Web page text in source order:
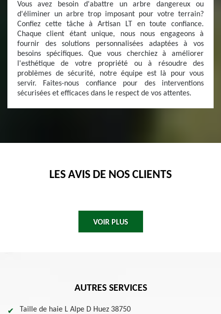
Vous avez besoin d'abattre un arbre dangereux ou
d'éliminer un arbre trop imposant pour votre terrain?
Confiez cette tâche à Artisan LT en toute confiance.
Chaque client étant unique, nous nous engageons à
fournir des solutions personnalisées adaptées à vos
besoins spécifiques. Que vous cherchiez à améliorer
l'esthétique de votre propriété ou à résoudre des
problèmes de sécurité, notre équipe est là pour vous
servir. Faites-nous confiance pour des interventions
sécurisées et efficaces dans le respect de vos attentes.
LES AVIS DE NOS CLIENTS
VOIR PLUS
AUTRES SERVICES
Taille de haie L Alpe D Huez 38750